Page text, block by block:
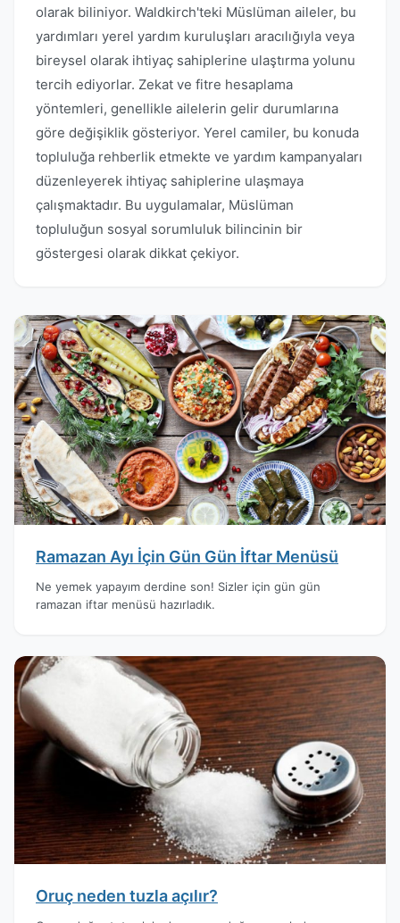
olarak biliniyor. Waldkirch'teki Müslüman aileler, bu
yardımları yerel yardım kuruluşları aracılığıyla veya
bireysel olarak ihtiyaç sahiplerine ulaştırma yolunu
tercih ediyorlar. Zekat ve fitre hesaplama
yöntemleri, genellikle ailelerin gelir durumlarına
göre değişiklik gösteriyor. Yerel camiler, bu konuda
topluluğa rehberlik etmekte ve yardım kampanyaları
düzenleyerek ihtiyaç sahiplerine ulaşmaya
çalışmaktadır. Bu uygulamalar, Müslüman
topluluğun sosyal sorumluluk bilincinin bir
göstergesi olarak dikkat çekiyor.
Ramazan Ayı İçin Gün Gün İftar Menüsü
Ne yemek yapayım derdine son! Sizler için gün gün
ramazan iftar menüsü hazırladık.
Oruç neden tuzla açılır?